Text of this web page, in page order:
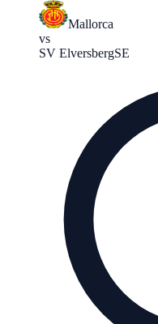
Mallorca
vs
SV ElversbergSE